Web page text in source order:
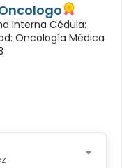
Interna Cédula:
Oncología Médica